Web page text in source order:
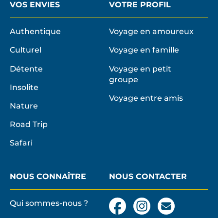
VOS ENVIES
Authentique
Culturel
Détente
Insolite
Nature
Road Trip
Safari
VOTRE PROFIL
Voyage en amoureux
Voyage en famille
Voyage en petit
groupe
Voyage entre amis
NOUS CONNAÎTRE
Qui sommes-nous ?
NOUS CONTACTER
FacebookInstagram
Nous
contacter